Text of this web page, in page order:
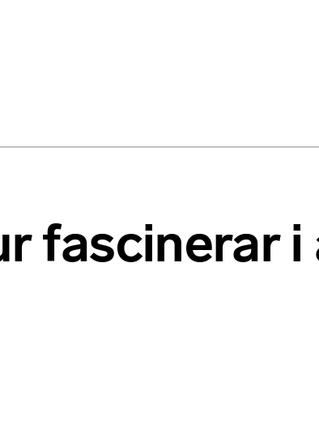
fascinerar